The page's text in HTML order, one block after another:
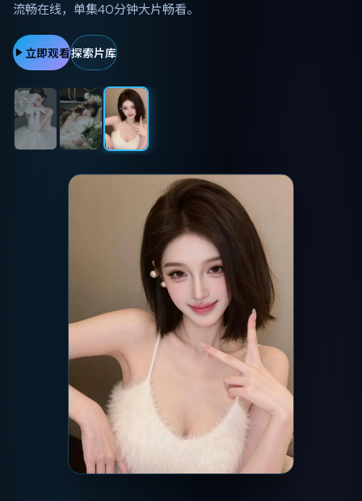
流畅在线，单集40分钟大片畅看。
立即观看探索片库